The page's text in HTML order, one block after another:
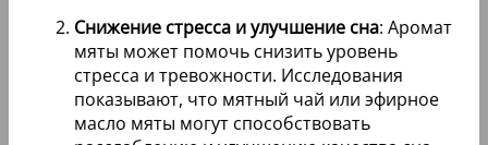
Снижение стресса и улучшение сна: Аромат
мяты может помочь снизить уровень
стресса и тревожности. Исследования
показывают, что мятный чай или эфирное
масло мяты могут способствовать